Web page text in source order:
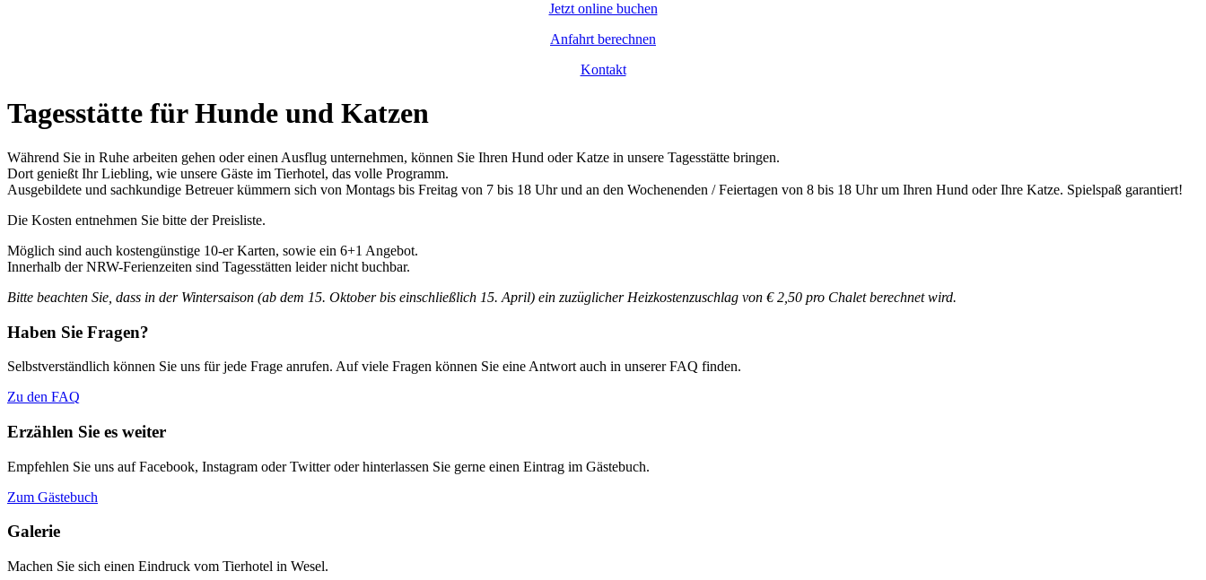
Jetzt online buchen
Anfahrt berechnen
Kontakt
Tagesstätte für Hunde und Katzen
Während Sie in Ruhe arbeiten gehen oder einen Ausflug unternehmen, können Sie Ihren Hund oder Katze in unsere Tagesstätte bringen.
Dort genießt Ihr Liebling, wie unsere Gäste im Tierhotel, das volle Programm.
Ausgebildete und sachkundige Betreuer kümmern sich von Montags bis Freitag von 7 bis 18 Uhr und an den Wochenenden / Feiertagen von 8 bis 18 Uhr um Ihren Hund oder Ihre Katze. Spielspaß garantiert!
Die Kosten entnehmen Sie bitte der Preisliste.
Möglich sind auch kostengünstige 10-er Karten, sowie ein 6+1 Angebot.
Innerhalb der NRW-Ferienzeiten sind Tagesstätten leider nicht buchbar.
Bitte beachten Sie, dass in der Wintersaison (ab dem 15. Oktober bis einschließlich 15. April) ein zuzüglicher Heizkostenzuschlag von € 2,50 pro Chalet berechnet wird.
Haben Sie Fragen?
Selbstverständlich können Sie uns für jede Frage anrufen. Auf viele Fragen können Sie eine Antwort auch in unserer FAQ finden.
Zu den FAQ
Erzählen Sie es weiter
Empfehlen Sie uns auf Facebook, Instagram oder Twitter oder hinterlassen Sie gerne einen Eintrag im Gästebuch.
Zum Gästebuch
Galerie
Machen Sie sich einen Eindruck vom Tierhotel in Wesel.